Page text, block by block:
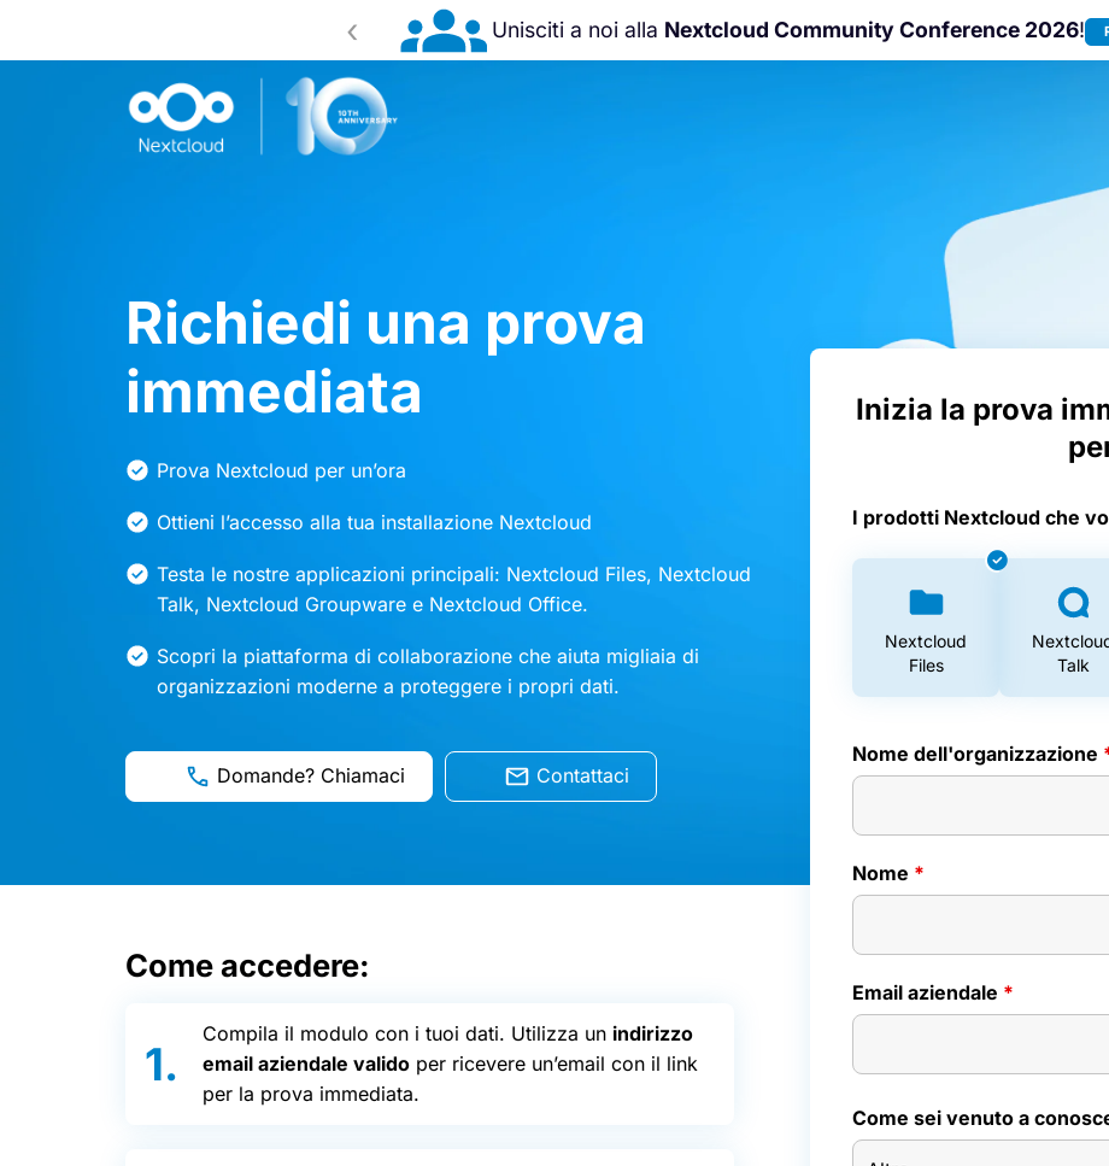
Unisciti a noi alla Nextcloud Community Conference 2026!
‹
Richiedi una prova
immediata
Prova Nextcloud per un’ora
Ottieni l’accesso alla tua installazione Nextcloud
Testa le nostre applicazioni principali: Nextcloud Files, Nextcloud
Talk, Nextcloud Groupware e Nextcloud Office.
Scopri la piattaforma di collaborazione che aiuta migliaia di
organizzazioni moderne a proteggere i propri dati.
Domande? Chiamaci Contattaci
Come accedere:
Compila il modulo con i tuoi dati. Utilizza un indirizzo
email aziendale valido per ricevere un’email con il link
per la prova immediata.
Inizia la prova
I prodotti Nextcloud che
Nextcloud
Files
Talk
Nome dell'organizzazione
Nome *
Email aziendale *
Come sei venuto a